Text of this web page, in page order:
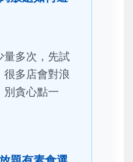
量多次，先試
很多店會對浪
別貪心點一